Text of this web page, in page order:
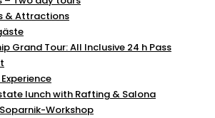
& Attractions
Grand Tour: All Inclusive 24 h Pass
lunch with Rafting & Salona
Workshop